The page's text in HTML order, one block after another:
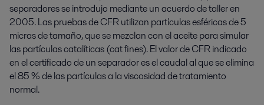
separadores se introdujo mediante un acuerdo de taller en
2005. Las pruebas de CFR utilizan partículas esféricas de 5
micras de tamaño, que se mezclan con el aceite para simular
las partículas catalíticas (cat fines). El valor de CFR indicado
en el certificado de un separador es el caudal al que se elimina
el 85 % de las partículas a la viscosidad de tratamiento
normal.